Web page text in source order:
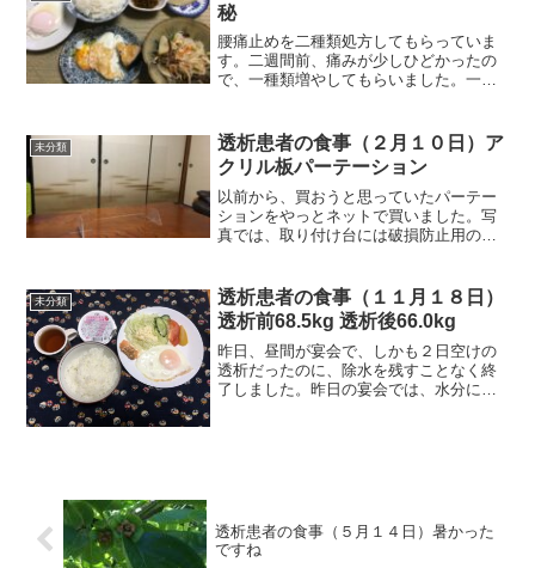
秘
腰痛止めを二種類処方してもらっていま
す。二週間前、痛みが少しひどかったの
で、一種類増やしてもらいました。一週
体重増に絡んで来ますから、便秘の方を
優先しますので、数日前か...
未分類
透析患者の食事（２月１０日）ア
クリル板パーテーション
以前から、買おうと思っていたパーテー
ションをやっとネットで買いました。写
真では、取り付け台には破損防止用のフ
内でも置いておくと気分的にも楽です
ね。それでは朝食から紹介し...
未分類
透析患者の食事（１１月１８日）
透析前68.5kg 透析後66.0kg
昨日、昼間が宴会で、しかも２日空けの
透析だったのに、除水を残すことなく終
了しました。昨日の宴会では、水分に気
透析患者の食事（５月１４日）暑かった
ですね